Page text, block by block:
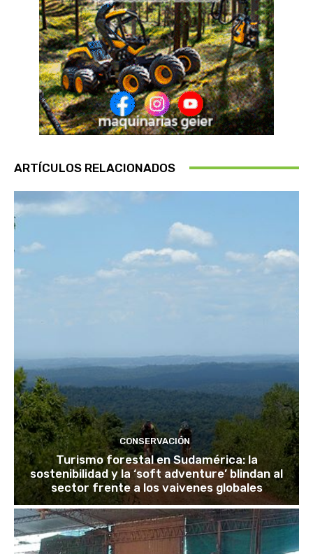
ARTÍCULOS RELACIONADOS
CONSERVACIÓN
Turismo forestal en Sudamérica: la
sostenibilidad y la ‘soft adventure’ blindan al
sector frente a los vaivenes globales